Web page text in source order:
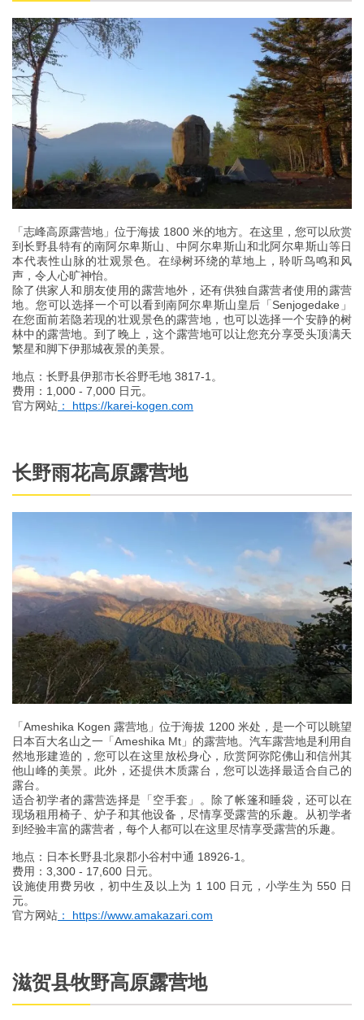
「志峰高原露营地」位于海拔 1800 米的地方。在这里，您可以欣赏
到长野县特有的南阿尔卑斯山、中阿尔卑斯山和北阿尔卑斯山等日
本代表性山脉的壮观景色。在绿树环绕的草地上，聆听鸟鸣和风
声，令人心旷神怡。
除了供家人和朋友使用的露营地外，还有供独自露营者使用的露营
地。您可以选择一个可以看到南阿尔卑斯山皇后「Senjogedake」
在您面前若隐若现的壮观景色的露营地，也可以选择一个安静的树
林中的露营地。到了晚上，这个露营地可以让您充分享受头顶满天
繁星和脚下伊那城夜景的美景。
地点：长野县伊那市长谷野毛地 3817-1。
费用：1,000 - 7,000 日元。
官方网站 ： https://karei-kogen.com
长野雨花高原露营地
「Ameshika Kogen 露营地」位于海拔 1200 米处，是一个可以眺望
日本百大名山之一「Ameshika Mt」的露营地。汽车露营地是利用自
然地形建造的，您可以在这里放松身心，欣赏阿弥陀佛山和信州其
他山峰的美景。此外，还提供木质露台，您可以选择最适合自己的
露台。
适合初学者的露营选择是「空手套」。除了帐篷和睡袋，还可以在
现场租用椅子、炉子和其他设备，尽情享受露营的乐趣。从初学者
到经验丰富的露营者，每个人都可以在这里尽情享受露营的乐趣。
地点：日本长野县北泉郡小谷村中通 18926-1。
费用：3,300 - 17,600 日元。
设施使用费另收，初中生及以上为 1 100 日元，小学生为 550 日
元。
官方网站 ： https://www.amakazari.com
滋贺县牧野高原露营地